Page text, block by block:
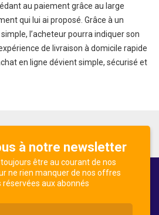
au paiement grâce au large
qui lui ai proposé. Grâce à un
l’acheteur pourra indiquer son
de livraison à domicile rapide
en ligne dévient simple, sécurisé et
à notre newsletter
être au courant de nos
ne rien manquer de nos offres
réservées aux abonnés